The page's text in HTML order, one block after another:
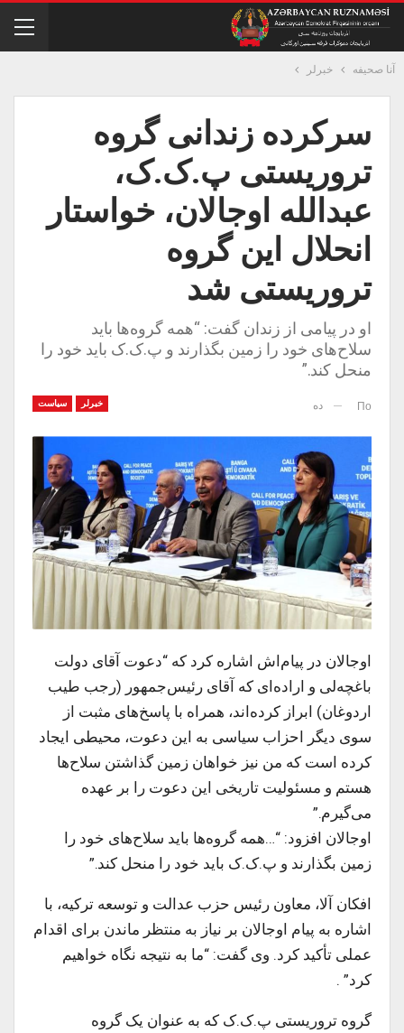
آنا صحیفه خبرلر
سرکرده زندانی گروه
تروریستی پ.ک.ک‌،
عبدالله اوجالان، خواستار
انحلال این گروه
تروریستی شد
او در پیامی از زندان گفت: “همه گروه‌ها باید
سلاح‌های خود را زمین بگذارند و پ.ک.ک باید خود را
منحل کند.”
خبرلر سیاست По ده
اوجالان در پیام‌اش اشاره کرد که “دعوت آقای دولت
باغچه‌لی و اراده‌ای که آقای رئیس‌جمهور (رجب طیب
اردوغان) ابراز کرده‌اند، همراه با پاسخ‌های مثبت از
سوی دیگر احزاب سیاسی به این دعوت، محیطی ایجاد
کرده است که من نیز خواهان زمین گذاشتن سلاح‌ها
هستم و مسئولیت تاریخی این دعوت را بر عهده
می‌گیرم.”
اوجالان افزود: “…همه گروه‌ها باید سلاح‌های خود را
زمین بگذارند و پ.ک.ک باید خود را منحل کند.”
افکان آلا، معاون رئیس حزب عدالت و توسعه ترکیه، با
اشاره به پیام اوجالان بر نیاز به منتظر ماندن برای اقدام
عملی تأکید کرد. وی گفت: “ما به نتیجه نگاه خواهیم
کرد” .
گروه تروریستی پ.ک.ک که به عنوان یک گروه